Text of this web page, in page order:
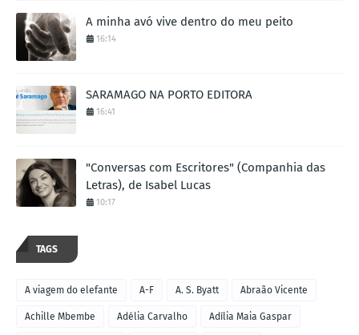
A minha avó vive dentro do meu peito
16:14
SARAMAGO NA PORTO EDITORA
16:41
"Conversas com Escritores" (Companhia das
Letras), de Isabel Lucas
10:17
TAGS
A viagem do elefante A-F A. S. Byatt Abraão Vicente
Achille Mbembe Adélia Carvalho Adília Maia Gaspar